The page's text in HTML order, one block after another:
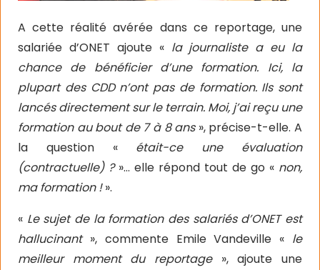
A cette réalité avérée dans ce reportage, une
salariée d’ONET ajoute « la journaliste a eu la
chance de bénéficier d’une formation. Ici, la
plupart des CDD n’ont pas de formation. Ils sont
lancés directement sur le terrain. Moi, j’ai reçu une
formation au bout de 7 à 8 ans », précise-t-elle. A
la question «était-ce une évaluation
(contractuelle) ?»… elle répond tout de go « non,
ma formation !».
« Le sujet de la formation des salariés d’ONET est
hallucinant», commente Emile Vandeville « le
meilleur moment du reportage», ajoute une